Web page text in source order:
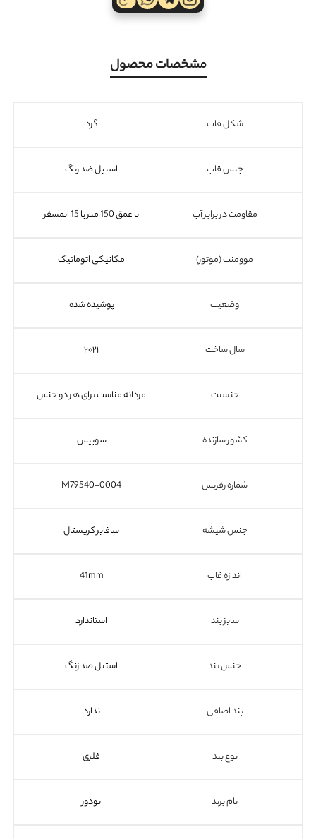
مشخصات محصول
شکل قاب گرد
جنس قاب استیل ضد زنگ
مقاومت در برابر آب تا عمق 150 متر یا 15 اتمسفر
موومنت (موتور) مکانیکی اتوماتیک
وضعیت پوشیده شده
سال ساخت ۲۰۲۱
جنسیت مردانه مناسب برای هر دو جنس
کشور سازنده سوییس
شماره رفرنس M79540-0004
جنس شیشه سافایر کریستال
اندازه قاب 41mm
سایز بند استاندارد
جنس بند استیل ضد زنگ
بند اضافی ندارد
نوع بند فلزی
نام برند تودور